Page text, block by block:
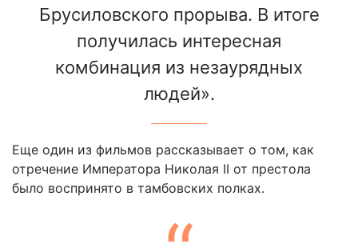
Брусиловского прорыва. В итоге
получилась интересная
комбинация из незаурядных
людей».
Еще один из фильмов рассказывает о том, как
отречение Императора Николая II от престола
было воспринято в тамбовских полках.